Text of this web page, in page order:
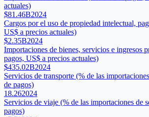
actuales)
$81.46B2024
Cargos por el uso de propiedad intelectual,
US$ a precios actuales)
$2.35B2024
Importaciones de bienes, servicios e ingresos
pagos, US$ a precios actuales)
$435.02B2024
Servicios de transporte (% de las
de pagos)
18.262024
Servicios de viaje (% de las importaciones de
pagos)